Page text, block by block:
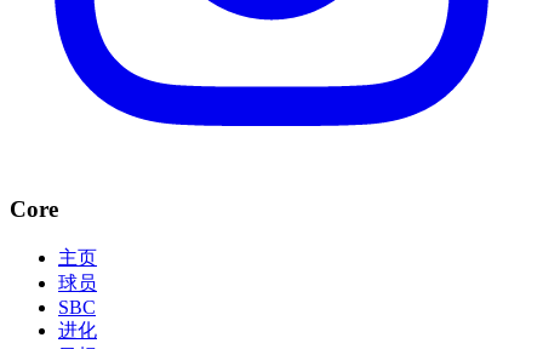
Core
主页
球员
SBC
进化